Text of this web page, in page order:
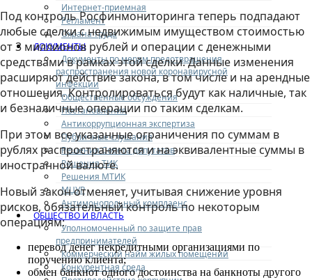
Интернет-приемная
Регламент
Охрана труда
ДОКУМЕНТЫ
Документы по мерам предотвращения
распространения новой коронавирусной
инфекции
Общественные обсуждения
Постановления
Антикоррупционная экспертиза
Публичные слушания
Решения Совета депутатов
Решения ТИК
Решения МТИК
МЦУР
Антимонопольный комплаенс
ОБЩЕСТВО И ВЛАСТЬ
Уполномоченный по защите прав
предпринимателей
Коммерческий найм жилых помещений
Конкурентная среда
Под контроль Росфинмониторинга теперь подпадают
любые сделки с недвижимым имуществом стоимостью
от 3 миллионов рублей и операции с денежными
средствами в рамках этой сделки. Данные изменения
расширяют действие закона, в том числе и на арендные
отношения. Контролироваться будут как наличные, так
и безналичные операции по таким сделкам.
При этом все указанные ограничения по суммам в
рублях распространяются и на эквивалентные суммы в
иностранной валюте.
Новый закон отменяет, учитывая снижение уровня
рисков, обязательный контроль по некоторым
операциям:
перевод денег некредитными организациями по
поручению клиента;
обмен банкнот одного достоинства на банкноты другого